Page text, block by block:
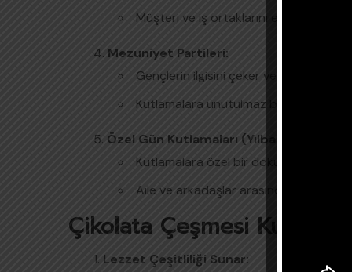
Müşteri ve iş ortaklarını etkilemek için
Mezuniyet Partileri:
Gençlerin ilgisini çeker ve eğlenceli bir
Kutlamalara unutulmaz bir lezzet
Özel Gün Kutlamaları (Yılbaşı, Anneler
Kutlamalara özel bir dokunuş katar.
Aile ve arkadaşlar arasında sıcak bir
Çikolata Çeşmesi
Lezzet Çeşitliliği Sunar: